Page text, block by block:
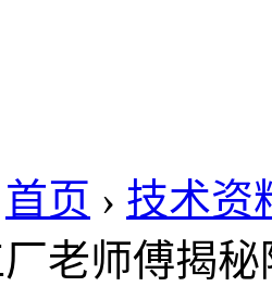
首页 › 技术资
老师傅揭